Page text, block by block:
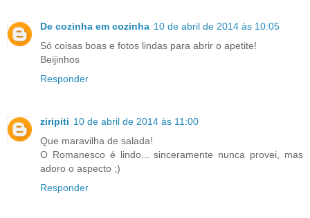
De cozinha em cozinha 10 de abril de 2014 às 10:05
Só coisas boas e fotos lindas para abrir o apetite!
Beijinhos
Responder
ziripiti 10 de abril de 2014 às 11:00
Que maravilha de salada!
O Romanesco é lindo... sinceramente nunca provei, mas
adoro o aspecto ;)
Responder